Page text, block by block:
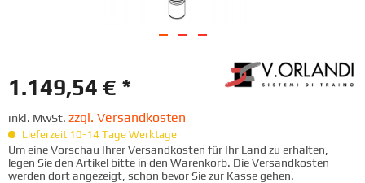
1.149,54 € *
inkl. MwSt. zzgl. Versandkosten
Lieferzeit 10-14 Tage Werktage
Um eine Vorschau Ihrer Versandkosten für Ihr Land zu erhalten,
legen Sie den Artikel bitte in den Warenkorb. Die Versandkosten
werden dort angezeigt, schon bevor Sie zur Kasse gehen.